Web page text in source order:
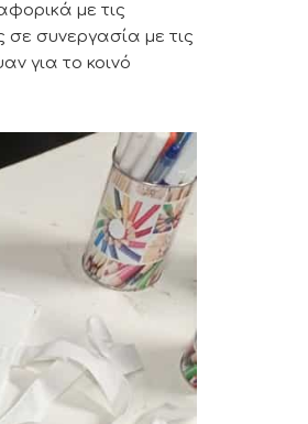
με τις
συνεργασία με τις
για το κοινό